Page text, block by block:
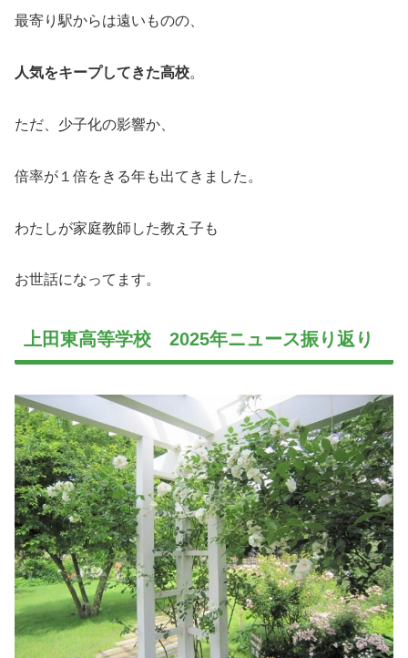
最寄り駅からは遠いものの、
人気をキープしてきた高校。
ただ、少子化の影響か、
倍率が１倍をきる年も出てきました。
わたしが家庭教師した教え子も
お世話になってます。
上田東高等学校 2025年ニュース振り返り